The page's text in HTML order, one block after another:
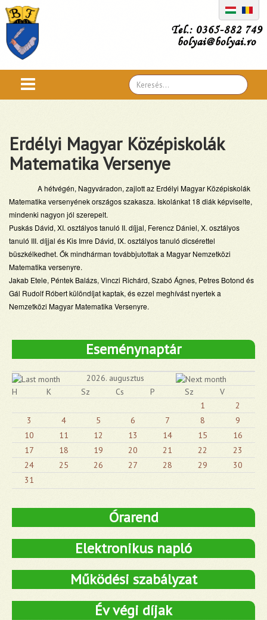
Tel.: 0365-882 749
bolyai@bolyai.ro
Search
...
Erdélyi Magyar Középiskolák
Matematika Versenye
A hétvégén, Nagyváradon, zajlott az Erdélyi Magyar Középiskolák
Matematika versenyének országos szakasza. Iskolánkat 18 diák képviselte,
mindenki nagyon jól szerepelt.
Puskás Dávid, XI. osztályos tanuló II. díjjal, Ferencz Dániel, X. osztályos
tanuló III. díjjal és Kis Imre Dávid, IX. osztályos tanuló dicsérettel
büszkélkedhet. Ők mindhárman továbbjutottak a Magyar Nemzetközi
Matematika versenyre.
Jakab Etele, Péntek Balázs, Vinczi Richárd, Szabó Ágnes, Petres Botond és
Gál Rudolf Róbert különdíjat kaptak, és ezzel meghívást nyertek a
Nemzetközi Magyar Matematika Versenyre.
Eseménynaptár
2026. augusztus
H
K Sz Cs P Sz
V
1
2
3
4 5 6 7 8
9
10
11 12 13 14 15
16
17
18 19 20 21 22
23
24
25 26 27 28 29
30
31
Órarend
Elektronikus napló
Működési szabályzat
Év végi díjak